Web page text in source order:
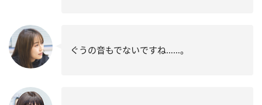
ぐうの音もでないですね……。